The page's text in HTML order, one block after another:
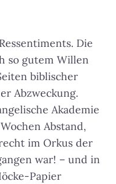
Die
so gutem Willen
biblischer
Abzweckung.
Akademie
Abstand,
im Orkus der
war! – und in
Papier